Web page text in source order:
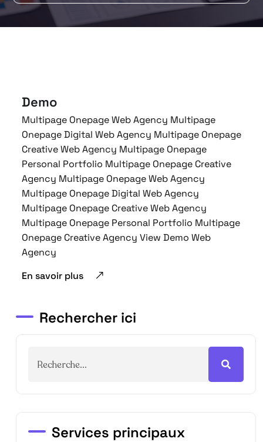
Demo
Multipage Onepage Web Agency Multipage
Onepage Digital Web Agency Multipage Onepage
Creative Web Agency Multipage Onepage
Personal Portfolio Multipage Onepage Creative
Agency Multipage Onepage Web Agency
Multipage Onepage Digital Web Agency
Multipage Onepage Creative Web Agency
Multipage Onepage Personal Portfolio Multipage
Onepage Creative Agency View Demo Web
Agency
En savoir plus
Rechercher ici
Services principaux